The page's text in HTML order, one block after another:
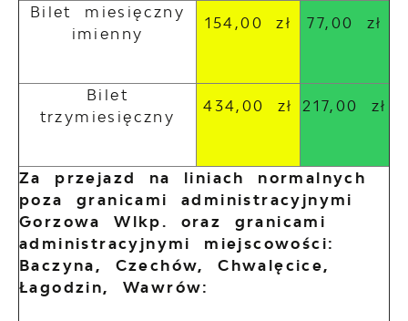
Bilet miesięczny
imienny
154,00 zł 77,00 zł
Bilet
trzymiesięczny
434,00 zł 217,00 zł
Za przejazd na liniach normalnych
poza granicami administracyjnymi
Gorzowa Wlkp. oraz granicami
administracyjnymi miejscowości:
Baczyna, Czechów, Chwalęcice,
Łagodzin, Wawrów: